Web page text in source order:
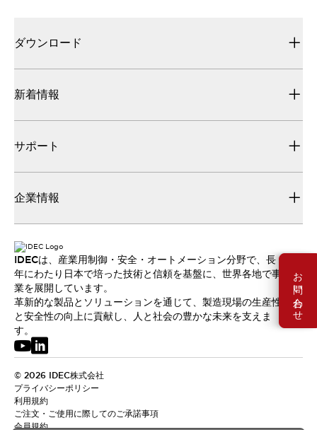
お問い合わせ
ダウンロード
新着情報
サポート
企業情報
IDECは、産業用制御・安全・オートメーション分野で、長
年にわたり日本で培った技術と信頼を基盤に、世界各地で事
業を展開しています。
革新的な製品とソリューションを通じて、製造現場の生産性
と安全性の向上に貢献し、人と社会の豊かな未来を支えま
す。
© 2026 IDEC株式会社
プライバシーポリシー
利用規約
ご注文・ご使用に際してのご承諾事項
会員規約